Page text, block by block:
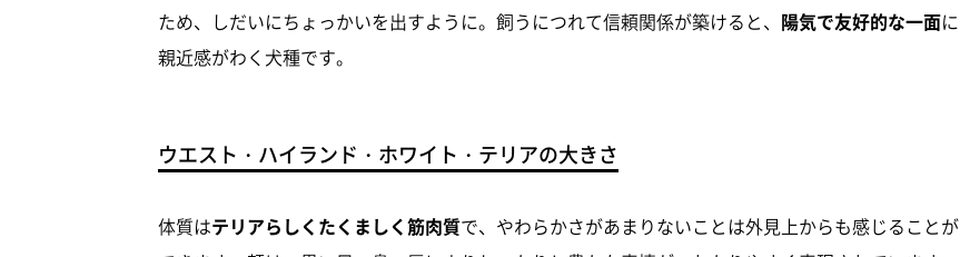
ため、しだいにちょっかいを出すように。飼うにつれて信頼関係が築けると、 陽気で友好的な一面に
親近感がわく犬種です。
ウエスト・ハイランド・ホワイト・テリアの大きさ
体質はテリアらしくたくましく筋肉質で、やわらかさがあまりないことは外見上からも感じることが